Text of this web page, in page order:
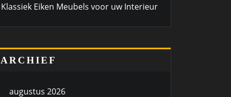
Klassiek Eiken Meubels voor uw Interieur
ARCHIEF
augustus 2026